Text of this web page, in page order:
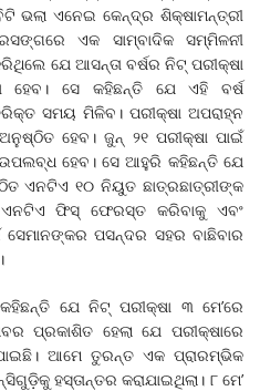
ଭଲା ଏନେଇ କେନ୍ଦ୍ର ଶିକ୍ଷାମନ୍ତ୍ରୀ
ଏକ ସାମ୍ବାଦିକ ସମ୍ମିଳନୀ
ଯେ ଆସନ୍ତା ବର୍ଷର ନିଟ୍ ପରୀକ୍ଷା
ହେବ। ସେ କହିଛନ୍ତି ଯେ ଏହି ବର୍ଷ
ସମୟ ମିଳିବ। ପରୀକ୍ଷା ଅପରାହ୍ନ
ହେବ। ଜୁନ୍ ୨୧ ପରୀକ୍ଷା ପାଇଁ
ଉପଲବ୍ଧ ହେବ। ସେ ଆହୁରି କହିଛନ୍ତି ଯେ
ଏନଟିଏ ୧୦ ନିୟୁତ ଛାତ୍ରଛାତ୍ରୀଙ୍କ
ଏନଟିଏ ଫିସ୍ ଫେରସ୍ତ କରିବାକୁ ଏବଂ
ସେମାନଙ୍କର ପସନ୍ଦର ସହର ବାଛିବାର
ଯେ ନିଟ୍ ପରୀକ୍ଷା ୩ ମେ’ରେ
ପ୍ରକାଶିତ ହେଲା ଯେ ପରୀକ୍ଷାରେ
ଆମେ ତୁରନ୍ତ ଏକ ପ୍ରାରମ୍ଭିକ
ହସ୍ତାନ୍ତର କରାଯାଇଥିଲା। ୮ ମେ’